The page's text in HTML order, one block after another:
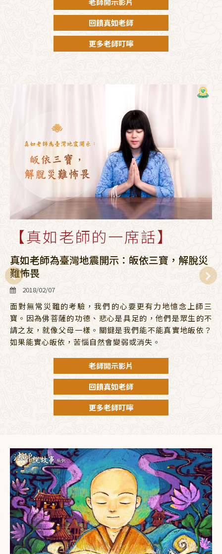
回饋真如老師
更多老師叮嚀
【真如老師的一席話】
真如老師為臺灣地震開示：皈依三寶，解脫災
難怖畏
2018/02/07
面對無常災難的考驗，我們的心要更有力地憶念上師三
寶。因為佛菩薩的功德、悲心是具足的，他們是眾生的不
請之友，就像父母一樣。關鍵是我們能不能真實地皈依？
如果能實心皈依，苦惱自然會變弱或消失。
老師開示影片
回饋真如老師
更多老師叮嚀